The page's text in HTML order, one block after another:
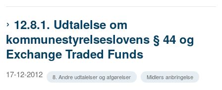
12.8.1. Udtalelse om
kommunestyrelseslovens § 44 og
Exchange Traded Funds
17-12-2012 8. Andre udtalelser og afgørelser Midlers anbringelse